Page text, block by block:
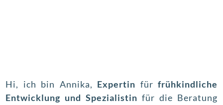
Hi, ich bin Annika, Expertin für frühkindliche
Entwicklung und Spezialistin für die Beratung